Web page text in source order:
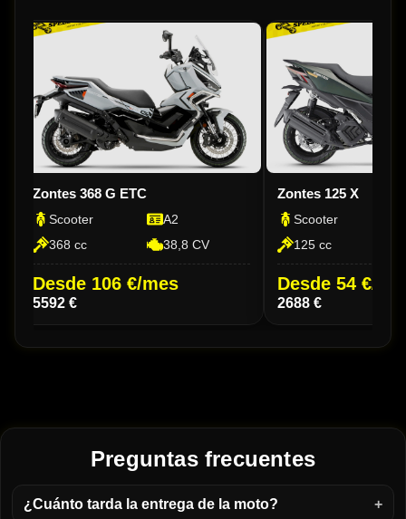
Zontes 368 G ETC
Scooter
A2
368 cc
38,8 CV
Desde 106 €/mes
5592 €
Zontes 125 X
Scooter
125 cc
Desde 54 €/
2688 €
Preguntas frecuentes
¿Cuánto tarda la entrega de la moto?